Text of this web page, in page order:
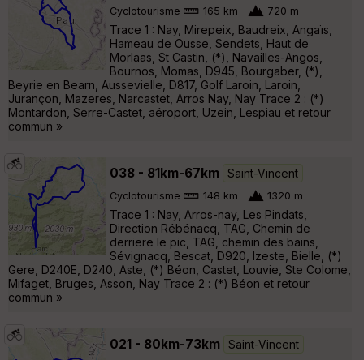
Cyclotourisme 165 km 720 m
Trace 1 : Nay, Mirepeix, Baudreix, Angaïs,
Hameau de Ousse, Sendets, Haut de
Morlaas, St Castin, (*), Navailles-Angos,
Bournos, Momas, D945, Bourgaber, (*),
Beyrie en Bearn, Aussevielle, D817, Golf Laroin, Laroin,
Jurançon, Mazeres, Narcastet, Arros Nay, Nay Trace 2 : (*)
Montardon, Serre-Castet, aéroport, Uzein, Lespiau et retour
commun »
038 - 81km-67km Saint-Vincent
Cyclotourisme 148 km 1320 m
Trace 1 : Nay, Arros-nay, Les Pindats,
Direction Rébénacq, TAG, Chemin de
derriere le pic, TAG, chemin des bains,
Sévignacq, Bescat, D920, Izeste, Bielle, (*)
Gere, D240E, D240, Aste, (*) Béon, Castet, Louvie, Ste Colome,
Mifaget, Bruges, Asson, Nay Trace 2 : (*) Béon et retour
commun »
021 - 80km-73km Saint-Vincent